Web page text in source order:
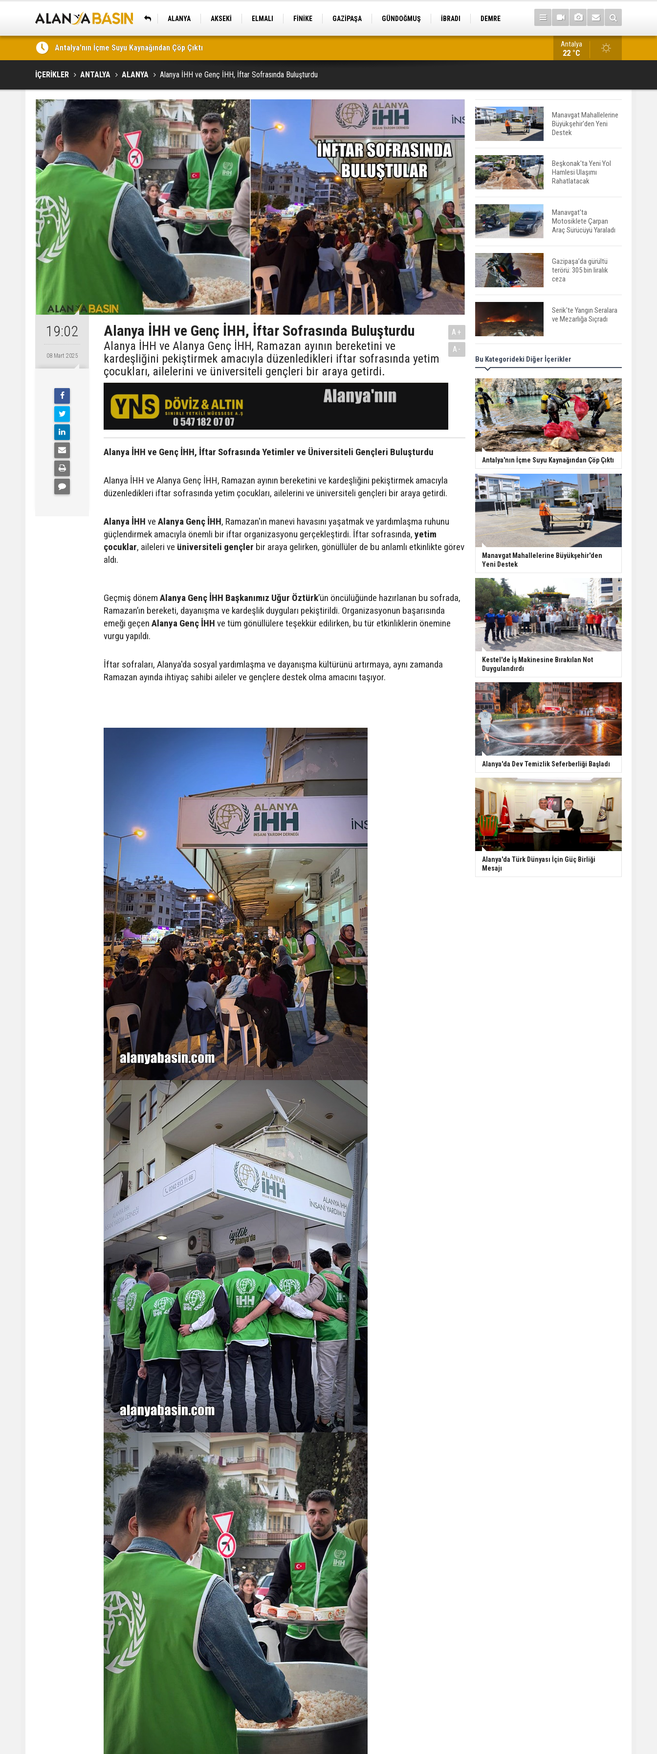
ALANYA AKSEKİ ELMALI FİNİKE GAZİPAŞA GÜNDOĞMUŞ İBRADI
DEMRE
Manavgat Mahallelerine Büyükşehir'den Yeni Destek Kestel'de İş Makinesine Bırakılan Not Duygulandırdı
Antalya
22 °C
İÇERİKLER ANTALYA ALANYA Alanya İHH ve Genç İHH, İftar Sofrasında Buluşturdu
19:02
08 Mart 2025
Alanya İHH ve Genç İHH, İftar Sofrasında Buluşturdu
Alanya İHH ve Alanya Genç İHH, Ramazan ayının bereketini ve
kardeşliğini pekiştirmek amacıyla düzenledikleri iftar sofrasında yetim
çocukları, ailelerini ve üniversiteli gençleri bir araya getirdi.
A+
A-
Alanya İHH ve Genç İHH, İftar Sofrasında Yetimler ve Üniversiteli Gençleri Buluşturdu
Alanya İHH ve Alanya Genç İHH, Ramazan ayının bereketini ve kardeşliğini pekiştirmek amacıyla
düzenledikleri iftar sofrasında yetim çocukları, ailelerini ve üniversiteli gençleri bir araya getirdi.
Alanya İHH ve Alanya Genç İHH, Ramazan'ın manevi havasını yaşatmak ve yardımlaşma ruhunu
güçlendirmek amacıyla önemli bir iftar organizasyonu gerçekleştirdi. İftar sofrasında, yetim
çocuklar, aileleri ve üniversiteli gençler bir araya gelirken, gönüllüler de bu anlamlı etkinlikte görev
aldı.
Geçmiş dönem Alanya Genç İHH Başkanımız Uğur Öztürk’ün öncülüğünde hazırlanan bu sofrada,
Ramazan’ın bereketi, dayanışma ve kardeşlik duyguları pekiştirildi. Organizasyonun başarısında
emeği geçen Alanya Genç İHH ve tüm gönüllülere teşekkür edilirken, bu tür etkinliklerin önemine
vurgu yapıldı.
İftar sofraları, Alanya'da sosyal yardımlaşma ve dayanışma kültürünü artırmaya, aynı zamanda
Ramazan ayında ihtiyaç sahibi aileler ve gençlere destek olma amacını taşıyor.
Manavgat Mahallelerine
Büyükşehir'den Yeni
Destek
Beşkonak'ta Yeni Yol
Hamlesi Ulaşımı
Rahatlatacak
Manavgat'ta
Motosiklete Çarpan
Araç Sürücüyü Yaraladı
Gazipaşa’da gürültü
terörü: 305 bin liralık
ceza
Serik'te Yangın Seralara
ve Mezarlığa Sıçradı
Serik'te Orman Yangını!
İlk Müdahale
Vatandaşlardan
Manavgat'ta Anne ve
Kızına Otomobil Çarptı
Finike açıklarında 50
yapay resif denizle
buluştu
Kepez tarihine sahip
çıkıyor: Tarihi kuyular
temizlendi
Manavgat’ta ani
beraberinde getirdi: 3
Bu Kategorideki Diğer İçerikler
Antalya'nın İçme Suyu Kaynağından Çöp Çıktı
Manavgat Mahallelerine Büyükşehir'den
Yeni Destek
Kestel'de İş Makinesine Bırakılan Not
Duygulandırdı
Alanya'da Dev Temizlik Seferberliği Başladı
Alanya'da Türk Dünyası İçin Güç Birliği
Mesajı